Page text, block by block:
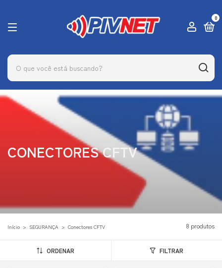
0
CONECTORES CFTV
Início > SEGURANÇA > Conectores CFTV 8 produtos
ORDENAR FILTRAR